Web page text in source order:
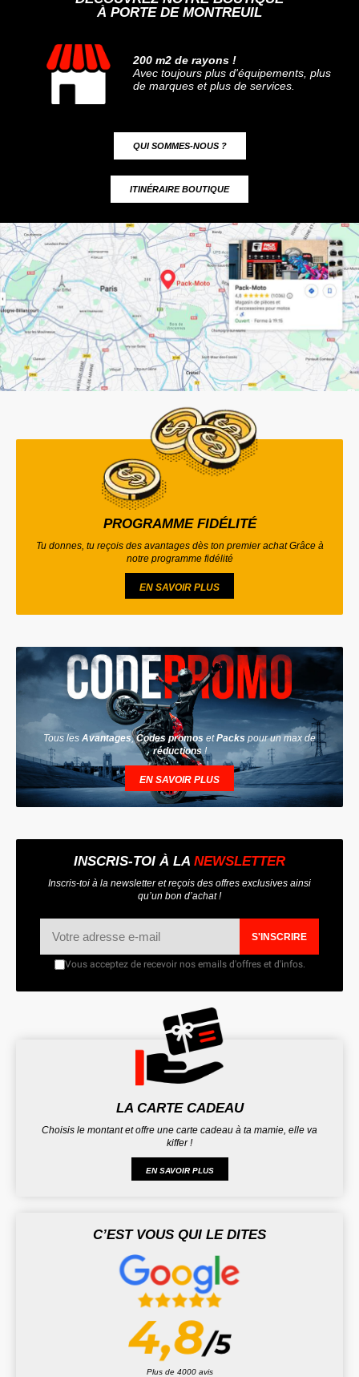
À PORTE DE MONTREUIL
200 m2 de rayons !
Avec toujours plus d'équipements, plus
de marques et plus de services.
QUI SOMMES-NOUS ?
ITINÉRAIRE BOUTIQUE
PROGRAMME FIDÉLITÉ
Tu donnes, tu reçois des avantages dès ton premier achat Grâce à
notre programme fidélité
EN SAVOIR PLUS
Tous les Avantages,Codes promos etPacks pour un max de
réductions !
EN SAVOIR PLUS
INSCRIS-TOI À LA NEWSLETTER
Inscris-toi à la newsletter et reçois des offres exclusives ainsi
qu’un bon d’achat !
S'INSCRIRE
Vous acceptez de recevoir nos emails d'offres et d'infos.
LA CARTE CADEAU
Choisis le montant et offre une carte cadeau à ta mamie, elle va
kiffer !
EN SAVOIR PLUS
C’EST VOUS QUI LE DITES
Plus de 4000 avis